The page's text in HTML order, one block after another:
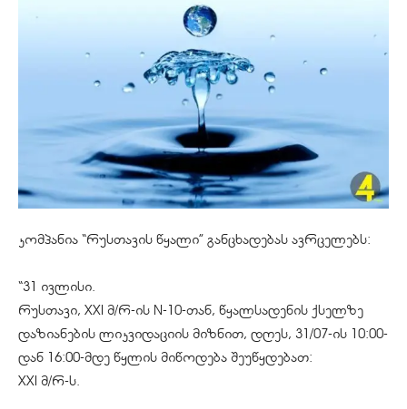
კომპანია “რუსთავის წყალი” განცხადებას ავრცელებს:
“31 ივლისი.
რუსთავი, XXI მ/რ-ის N-10-თან, წყალსადენის ქსელზე
დაზიანების ლიკვიდაციის მიზნით, დღეს, 31/07-ის 10:00-
დან 16:00-მდე წყლის მიწოდება შეუწყდებათ:
XXI მ/რ-ს.